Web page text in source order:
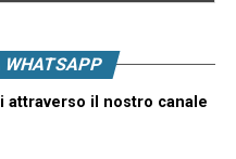
WHATSAPP
attraverso il nostro canale